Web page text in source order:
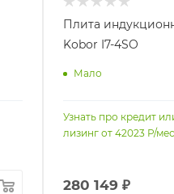
Плита
Kobor I7-4SO
Мало
Узнать про кредит
лизинг от 42023 Р/мес
280 149 ₽